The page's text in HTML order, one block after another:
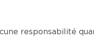
responsabilité